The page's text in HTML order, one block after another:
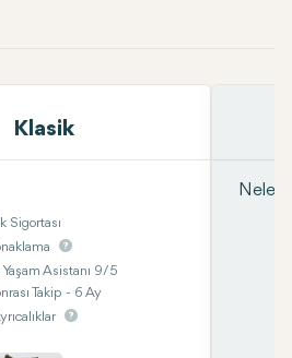
Klasik
Sigortası
Yaşam Asistanı 9/5
Takip - 6 Ay
Neler